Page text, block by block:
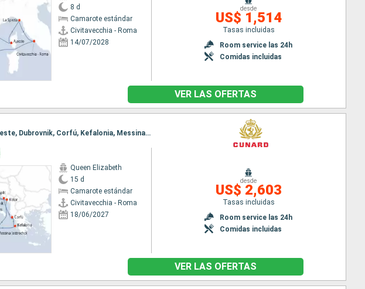
8 d
Camarote estándar
Civitavecchia - Roma
14/07/2028
desde
US$ 1,514
Tasas incluidas
Room service las 24h
Comidas incluidas
VER LAS OFERTAS
Itinerario : Civitavecchia - Roma, La Valetta, Kotor, Split, Zadar, Trieste, Dubrovnik, Corfú, Kefalonia, Messina (estrecho), Nápoles, Civitavecchia - Roma
Queen Elizabeth
15 d
Camarote estándar
Civitavecchia - Roma
18/06/2027
desde
US$ 2,603
Tasas incluidas
Room service las 24h
Comidas incluidas
VER LAS OFERTAS